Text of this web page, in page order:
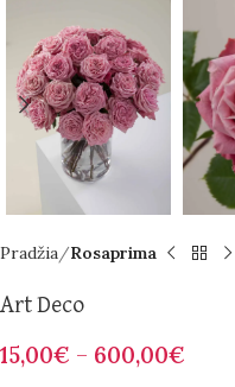
Pradžia Rosaprima
Art Deco
15,00€ – 600,00€